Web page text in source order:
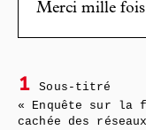
Merci mille
1
Sous-titré
« Enquête sur la
cachée des réseaux